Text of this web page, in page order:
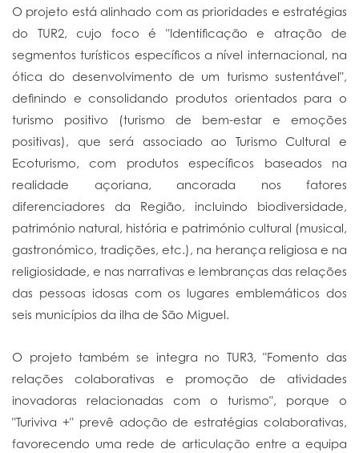
O projeto está alinhado com as prioridades e estratégias
do TUR2, cujo foco é "Identificação e atração de
segmentos turísticos específicos a nível internacional, na
ótica do desenvolvimento de um turismo sustentável",
definindo e consolidando produtos orientados para o
turismo positivo (turismo de bem-estar e emoções
positivas), que será associado ao Turismo Cultural e
Ecoturismo, com produtos específicos baseados na
realidade açoriana, ancorada nos fatores
diferenciadores da Região, incluindo biodiversidade,
património natural, história e património cultural (musical,
gastronómico, tradições, etc.), na herança religiosa e na
religiosidade, e nas narrativas e lembranças das relações
das pessoas idosas com os lugares emblemáticos dos
seis municípios da ilha de São Miguel.
O projeto também se integra no TUR3, "Fomento das
relações colaborativas e promoção de atividades
inovadoras relacionadas com o turismo", porque o
"Turiviva +" prevê adoção de estratégias colaborativas,
favorecendo uma rede de articulação entre a equipa